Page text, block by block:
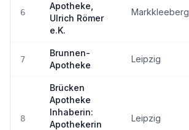
6
Apotheke,
Ulrich Römer
e.K.
Markkleeberg
7
Brunnen-
Apotheke
Leipzig
8
Brücken
Apotheke
Inhaberin:
Apothekerin
Leipzig